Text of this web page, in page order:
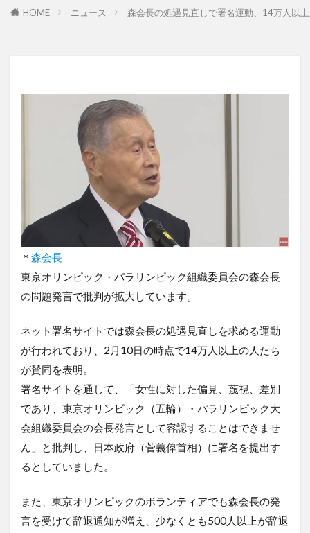
HOME ニュース 森会長の処遇見直しで署名運動、14万人以
＊ 森会長
東京オリンピック・パラリンピック組織委員会の森会長
の問題発言で批判が拡大しています。
ネット署名サイトでは森会長の処遇見直しを求める運動
が行われており、2月10日の時点で14万人以上の人たち
が賛同を表明。
署名サイトを通して、「女性に対した偏見、蔑視、差別
であり、東京オリンピック（五輪）・パラリンピック大
会組織委員会の会長発言として容認することはできませ
ん」と批判し、日本政府（菅義偉首相）に署名を提出す
るとしていました。
また、東京オリンピックのボランティアでも森会長の発
言を受けて辞退通知が増え、少なくとも500人以上が辞退